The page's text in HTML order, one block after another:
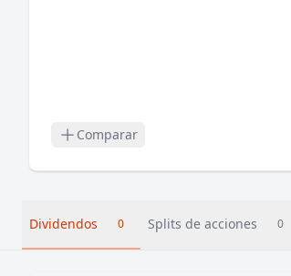
Comparar
Dividendos 0 Splits de acciones 0